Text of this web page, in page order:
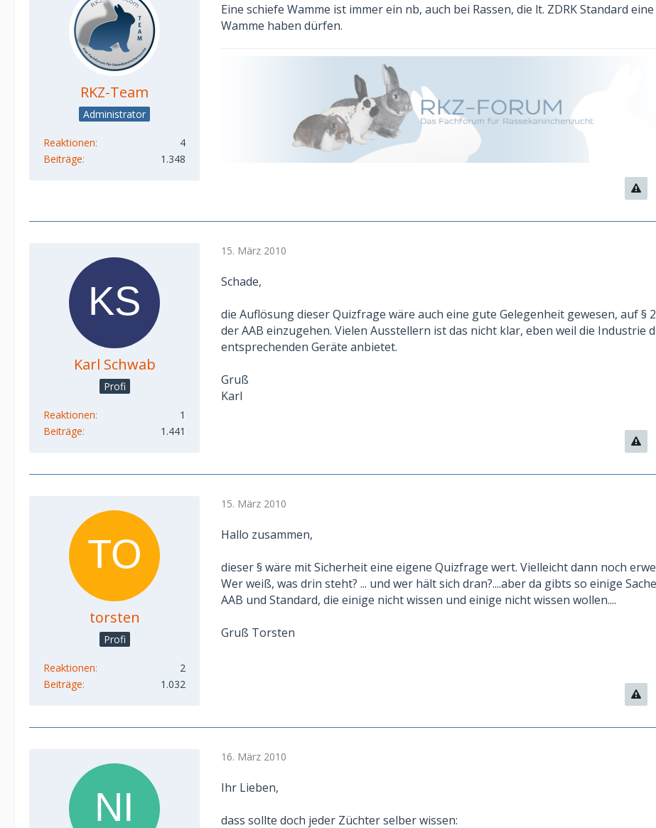
RKZ-Team
Administrator
Reaktionen
4
Beiträge
1.348
Eine schiefe Wamme ist immer ein nb, auch bei Rassen, die lt. ZDRK Standard eine
Wamme haben dürfen.
Karl Schwab
Profi
Reaktionen
1
Beiträge
1.441
15. März 2010
Schade,
die Auflösung dieser Quizfrage wäre auch eine gute Gelegenheit gewesen, auf §
der AAB einzugehen. Vielen Ausstellern ist das nicht klar, eben weil die Industrie
entsprechenden Geräte anbietet.
Gruß
Karl
torsten
Profi
Reaktionen
2
Beiträge
1.032
15. März 2010
Hallo zusammen,
dieser § wäre mit Sicherheit eine eigene Quizfrage wert. Vielleicht dann noch
Wer weiß, was drin steht? ... und wer hält sich dran?....aber da gibts so einige
AAB und Standard, die einige nicht wissen und einige nicht wissen wollen....
Gruß Torsten
16. März 2010
Ihr Lieben,
dass sollte doch jeder Züchter selber wissen: